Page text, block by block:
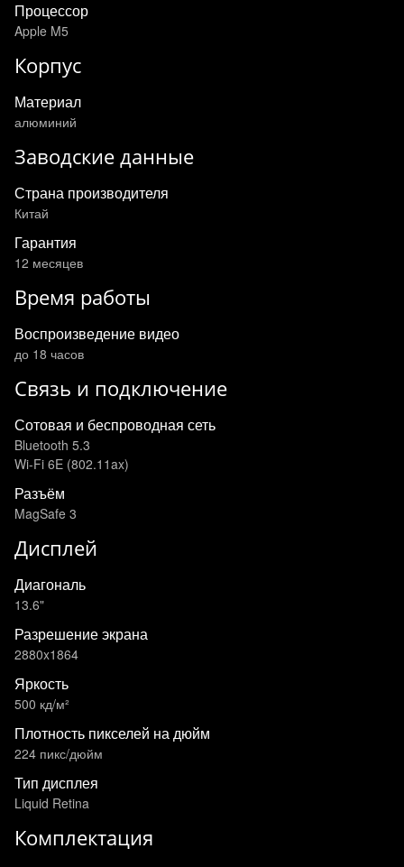
Процессор
Apple M5
Корпус
Материал
алюминий
Заводские данные
Страна производителя
Китай
Гарантия
12 месяцев
Время работы
Воспроизведение видео
до 18 часов
Связь и подключение
Сотовая и беспроводная сеть
Bluetooth 5.3
Wi-Fi 6E (802.11ax)
Разъём
MagSafe 3
Дисплей
Диагональ
13.6"
Разрешение экрана
2880x1864
Яркость
500 кд/м²
Плотность пикселей на дюйм
224 пикс/дюйм
Тип дисплея
Liquid Retina
Комплектация